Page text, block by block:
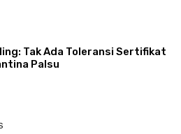
Tak Ada Toleransi Sertifikat
Palsu